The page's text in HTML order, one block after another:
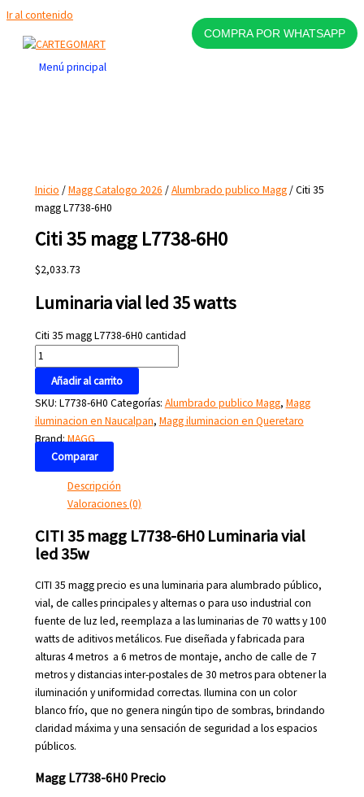
COMPRA POR WHATSAPP
Ir al contenido
Menú principal
Inicio /Magg Catalogo 2026 /Alumbrado publico Magg/ Citi 35
magg L7738-6H0
Citi 35 magg L7738-6H0
$2,033.73
Luminaria vial led 35 watts
Citi 35 magg L7738-6H0 cantidad
Añadir al carrito
SKU: L7738-6H0 Categorías: Alumbrado publico Magg, Magg
iluminacion en Naucalpan, Magg iluminacion en Queretaro
Brand:MAGG
Comparar
Descripción
Valoraciones (0)
CITI 35 magg L7738-6H0 Luminaria vial
led 35w
CITI 35 magg precio es una luminaria para alumbrado público,
vial, de calles principales y alternas o para uso industrial con
fuente de luz led, reemplaza a las luminarias de 70 watts y 100
watts de aditivos metálicos. Fue diseñada y fabricada para
alturas 4 metros a 6 metros de montaje, ancho de calle de 7
metros y distancias inter-postales de 30 metros para obtener la
iluminación y uniformidad correctas. Ilumina con un color
blanco frío, que no genera ningún tipo de sombras, brindando
claridad máxima y una sensación de seguridad a los espacios
públicos.
Magg L7738-6H0 Precio